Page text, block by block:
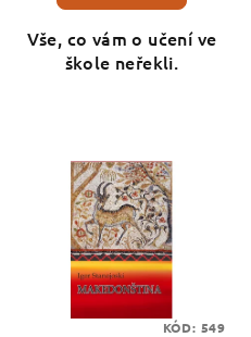
Vše, co vám o učení ve
škole neřekli.
KÓD: 549